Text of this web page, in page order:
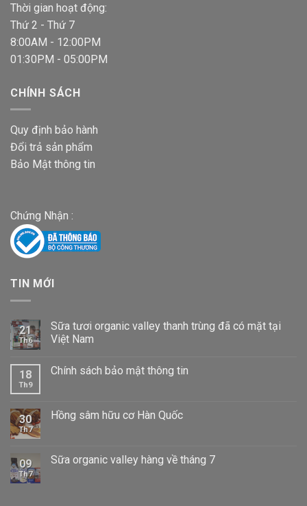
Thời gian hoạt động:
Thứ 2 - Thứ 7
8:00AM - 12:00PM
01:30PM - 05:00PM
CHÍNH SÁCH
Quy định bảo hành
Đổi trả sản phẩm
Bảo Mật thông tin
Chứng Nhận :
TIN MỚI
21
Th6
Sữa tươi organic valley thanh trùng đã có mặt tại
Việt Nam
18
Th9
Chính sách bảo mật thông tin
30
Th7
Hồng sâm hữu cơ Hàn Quốc
09
Th7
Sữa organic valley hàng về tháng 7